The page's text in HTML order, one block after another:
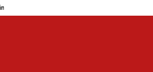
Tunisie | Liste des nouveaux dirigeants de l’UGTT